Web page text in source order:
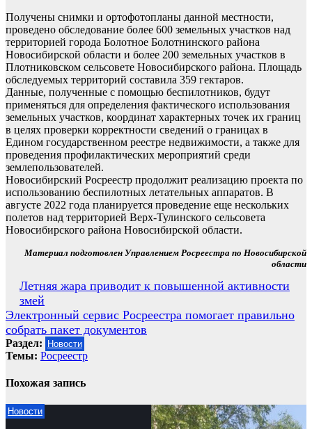
Получены снимки и ортофотопланы данной местности,
проведено обследование более 600 земельных участков над
территорией города Болотное Болотнинского района
Новосибирской области и более 200 земельных участков в
Плотниковском сельсовете Новосибирского района. Площадь
обследуемых территорий составила 359 гектаров.
Данные, полученные с помощью беспилотников, будут
применяться для определения фактического использования
земельных участков, координат характерных точек их границ
в целях проверки корректности сведений о границах в
Едином государственном реестре недвижимости, а также для
проведения профилактических мероприятий среди
землепользователей.
Новосибирский Росреестр продолжит реализацию проекта по
использованию беспилотных летательных аппаратов. В
августе 2022 года планируется проведение еще нескольких
полетов над территорией Верх-Тулинского сельсовета
Новосибирского района Новосибирской области.
Материал подготовлен Управлением Росреестра по Новосибирской
области
Навигация
по
записям
Летняя жара приводит к повышенной активности
змей
Электронный сервис Росреестра помогает правильно
собрать пакет документов
Раздел: Новости
Темы: Росреестр
Похожая запись
Новости